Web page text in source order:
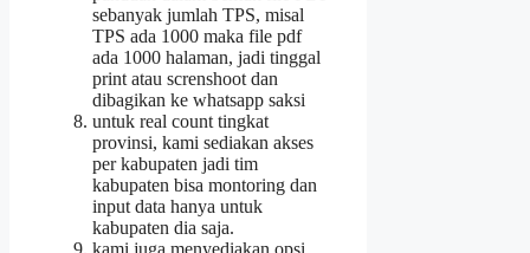
sebanyak jumlah TPS, misal
TPS ada 1000 maka file pdf
ada 1000 halaman, jadi tinggal
print atau screnshoot dan
dibagikan ke whatsapp saksi
untuk real count tingkat
provinsi, kami sediakan akses
per kabupaten jadi tim
kabupaten bisa montoring dan
input data hanya untuk
kabupaten dia saja.
kami juga menyediakan opsi